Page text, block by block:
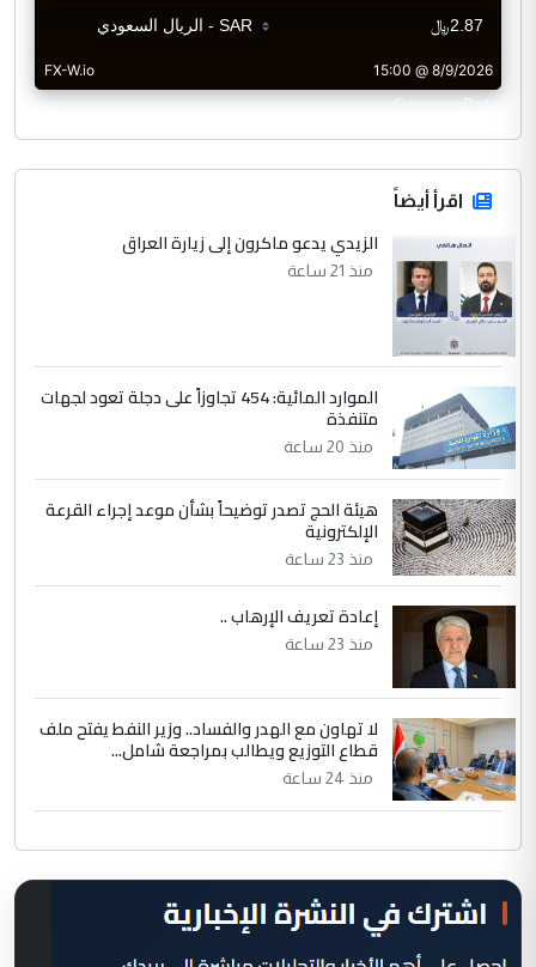
CurrencyRate
اقرأ أيضاً
الزيدي يدعو ماكرون إلى زيارة العراق
منذ 21 ساعة
الموارد المائية: 454 تجاوزاً على دجلة تعود لجهات
متنفذة
منذ 20 ساعة
هيئة الحج تصدر توضيحاً بشأن موعد إجراء القرعة
الإلكترونية
منذ 23 ساعة
إعادة تعريف الإرهاب ..
منذ 23 ساعة
لا تهاون مع الهدر والفساد.. وزير النفط يفتح ملف
قطاع التوزيع ويطالب بمراجعة شامل...
منذ 24 ساعة